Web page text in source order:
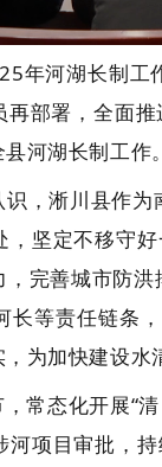
年河湖长制工
部署，全面
河湖长制工作
识 ，淅川县作为
坚定不移守
，完善城市防
长等责任链条
为加快建设水
常态化开展“
项目审批，